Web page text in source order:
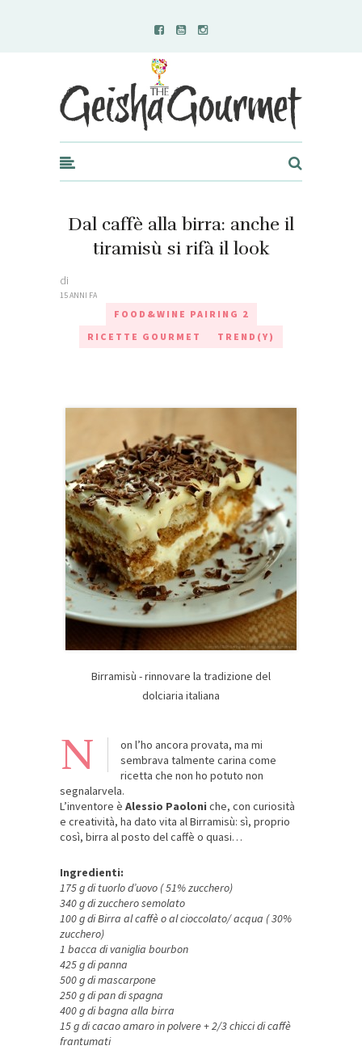
Geisha Gourmet
Dal caffè alla birra: anche il
tiramisù si rifà il look
di
15 ANNI FA
FOOD&WINE PAIRING 2
RICETTE GOURMET
TREND(Y)
Birramisù - rinnovare la tradizione del
dolciaria italiana
N
on l’ho ancora provata, ma mi
sembrava talmente carina come
ricetta che non ho potuto non
segnalarvela.
L’inventore è Alessio Paoloni che, con curiosità
e creatività, ha dato vita al Birramisù: sì, proprio
così, birra al posto del caffè o quasi…
Ingredienti:
175 g di tuorlo d’uovo ( 51% zucchero)
340 g di zucchero semolato
100 g di Birra al caffè o al cioccolato/ acqua ( 30%
zucchero)
1 bacca di vaniglia bourbon
425 g di panna
500 g di mascarpone
250 g di pan di spagna
400 g di bagna alla birra
15 g di cacao amaro in polvere + 2/3 chicci di caffè
frantumati